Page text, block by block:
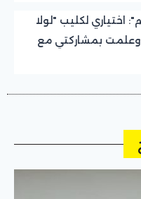
اختياري لكليب "لولا
وعلمت بمشاركتي مع